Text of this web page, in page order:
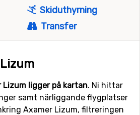
Skiduthyrning
Transfer
Lizum ligger på kartan. Ni hittar
samt närliggande flygplatser
Axamer Lizum, filtreringen